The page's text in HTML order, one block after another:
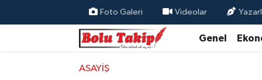
Foto Galeri Videolar
Genel
ASAYIŞ